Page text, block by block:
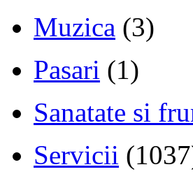
Muzica (3)
Pasari (1)
Sanatate si
Servicii